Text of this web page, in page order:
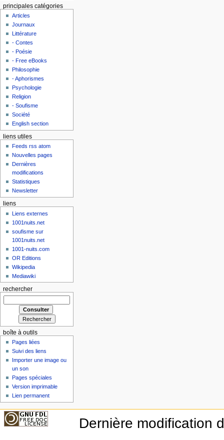
principales catégories
Articles
Journaux
Littérature
- Contes
- Poésie
- Free eBooks
Philosophie
- Aphorismes
Psychologie
Religion
- Soufisme
Société
English section
liens utiles
Feeds rss atom
Nouvelles pages
Dernières
modifications
Statistiques
Newsletter
liens
Liens externes
1001nuits.net
soufisme sur
1001nuits.net
1001-nuits.com
OR Editions
Wikipedia
Mediawiki
rechercher
boîte à outils
Pages liées
Suivi des liens
Importer une image ou
un son
Pages spéciales
Version imprimable
Lien permanent
Dernière modification